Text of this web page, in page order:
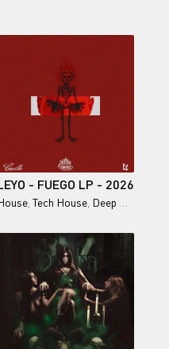
- FUEGO LP - 2026
Tech House Deep House